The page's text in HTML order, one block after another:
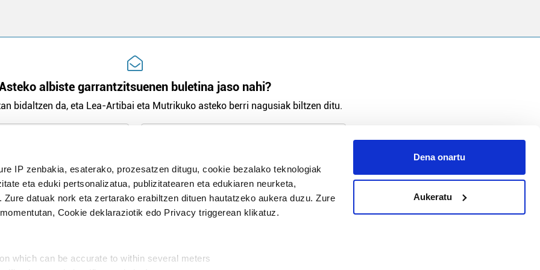
IP zenbakia, esaterako, prozesatzen ditugu, cookie bezalako teknologiak
eta eduki pertsonalizatua, publizitatearen eta edukiaren neurketa,
datuak nork eta zertarako erabiltzen dituen hautatzeko aukera duzu. Zure
Cookie deklaraziotik edo Privacy triggerean klikatuz.
which can be accurate to within several meters
Dena onartu
Aukeratu
albiste garrantzitsuenen buletina jaso nahi?
bidaltzen da, eta Lea-Artibai eta Mutrikuko asteko berri nagusiak biltzen ditu.
Harpidetu